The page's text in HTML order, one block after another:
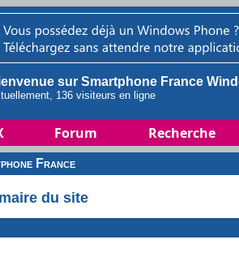
sur Smartphone France
136 visiteurs en ligne
Forum Recherche
France
du site